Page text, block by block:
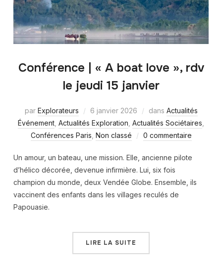
Conférence | « A boat love », rdv
le jeudi 15 janvier
par Explorateurs 6 janvier 2026 dans Actualités
Événement Actualités Exploration Actualités Sociétaires
Conférences Paris Non classé 0 commentaire
Un amour, un bateau, une mission. Elle, ancienne pilote
d’hélico décorée, devenue infirmière. Lui, six fois
champion du monde, deux Vendée Globe. Ensemble, ils
vaccinent des enfants dans les villages reculés de
Papouasie.
LIRE LA SUITE